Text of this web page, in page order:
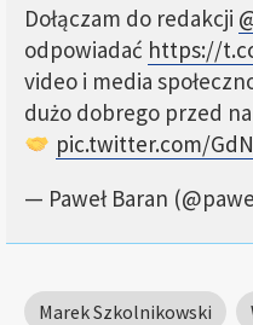
Dołączam do redakcji
odpowiadać https://
video i media
dużo dobrego przed
pic.twitter.com/
— Paweł Baran
Marek Szkolnikowski